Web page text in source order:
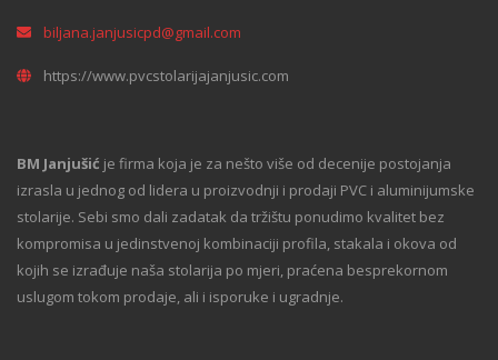
biljana.janjusicpd@gmail.com
https://www.pvcstolarijajanjusic.com
BM Janjušić je firma koja je za nešto više od decenije postojanja
izrasla u jednog od lidera u proizvodnji i prodaji PVC i aluminijumske
stolarije. Sebi smo dali zadatak da tržištu ponudimo kvalitet bez
kompromisa u jedinstvenoj kombinaciji profila, stakala i okova od
kojih se izrađuje naša stolarija po mjeri, praćena besprekornom
uslugom tokom prodaje, ali i isporuke i ugradnje.